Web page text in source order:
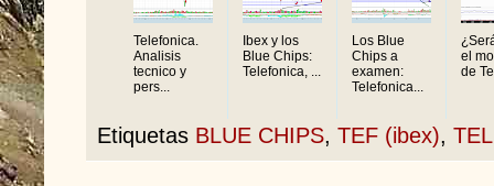
Telefonica.
Analisis
tecnico y
pers...
Ibex y los
Blue Chips:
Telefonica, ...
Los Blue
Chips a
examen:
Telefonica...
el
de
Etiquetas BLUE CHIPS, TEF (ibex),